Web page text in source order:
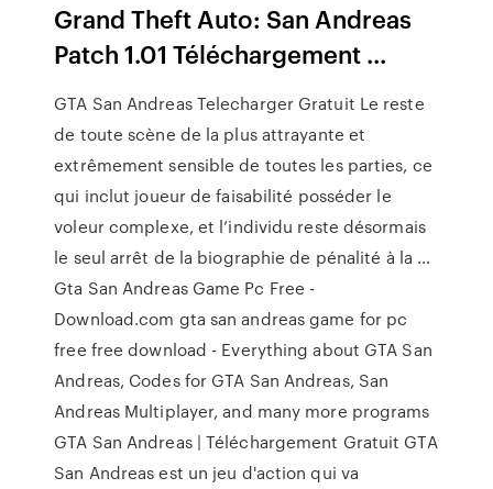
Grand Theft Auto: San Andreas
Patch 1.01 Téléchargement ...
GTA San Andreas Telecharger Gratuit Le reste
de toute scène de la plus attrayante et
extrêmement sensible de toutes les parties, ce
qui inclut joueur de faisabilité posséder le
voleur complexe, et l’individu reste désormais
le seul arrêt de la biographie de pénalité à la …
Gta San Andreas Game Pc Free -
Download.com gta san andreas game for pc
free free download - Everything about GTA San
Andreas, Codes for GTA San Andreas, San
Andreas Multiplayer, and many more programs
GTA San Andreas | Téléchargement Gratuit GTA
San Andreas est un jeu d'action qui va